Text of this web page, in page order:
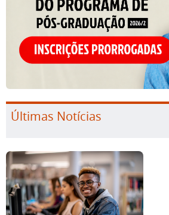
Últimas Notícias